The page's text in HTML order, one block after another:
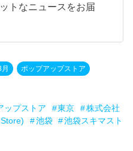
トなニュースをお届
ポップアップストア
ップストア 東京
株式会社
池袋
池袋スキマスト